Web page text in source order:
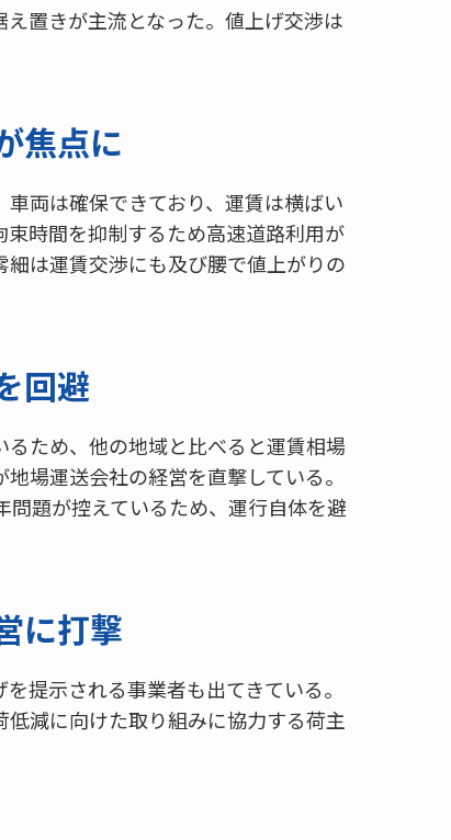
置きが主流となった。値上げ交渉は
焦点に
両は確保できており、運賃は横ばい
時間を抑制するため高速道路利用が
は運賃交渉にも及び腰で値上がりの
回避
ため、他の地域と比べると運賃相場
場運送会社の経営を直撃している。
題が控えているため、運行自体を避
に打撃
提示される事業者も出てきている。
減に向けた取り組みに協力する荷主